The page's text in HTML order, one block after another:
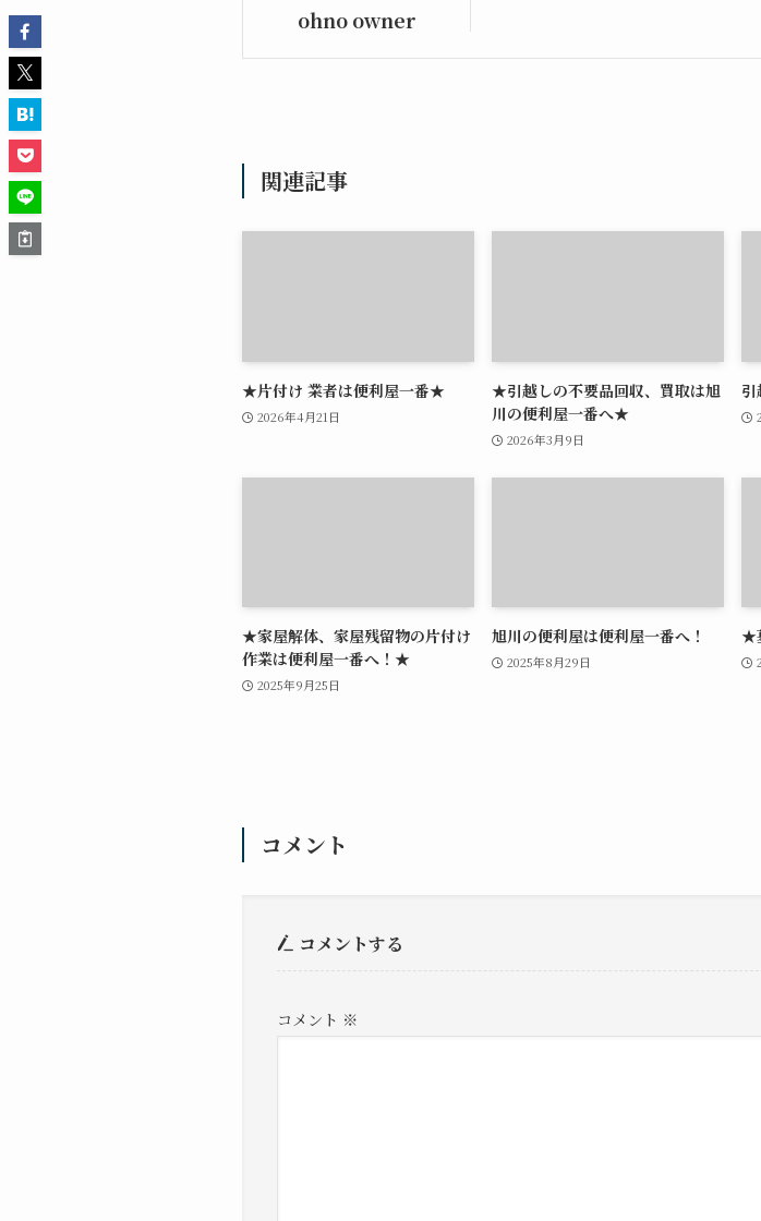
ohno owner
関連記事
★片付け 業者は便利屋一番★
2026年4月21日
★引越しの不要品回収、買取は旭
川の便利屋一番へ★
2026年3月9日
引
★家屋解体、家屋残留物の片付け
作業は便利屋一番へ！★
2025年9月25日
旭川の便利屋は便利屋一番へ！
2025年8月29日
★
コメント
コメントする
コメント ※